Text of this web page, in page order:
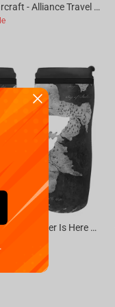
World of Warcraft - Alliance Travel mug 355 ml
Game of Thrones - Winter Is Here Thermos Travel Mug, 355 ml